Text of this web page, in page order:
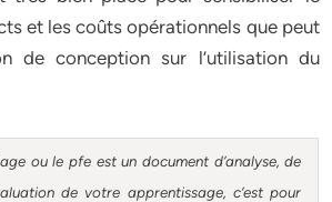
et les coûts opérationnels que peut
de conception sur l’utilisation du
ou le pfe est un document d’analyse, de
de votre apprentissage, c’est pour